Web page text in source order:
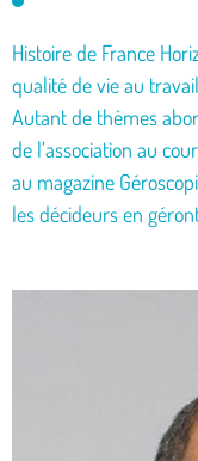
Histoire de France
qualité de vie au
Autant de thèmes
de l’association au
au magazine
les décideurs en